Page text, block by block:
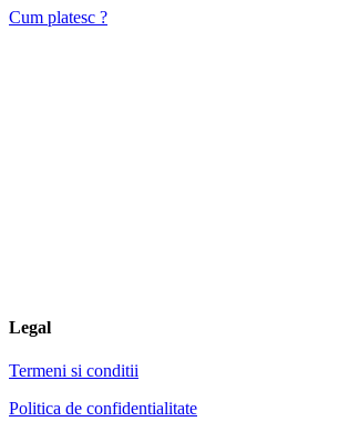
Cum platesc ?
Legal
Termeni si conditii
Politica de confidentialitate